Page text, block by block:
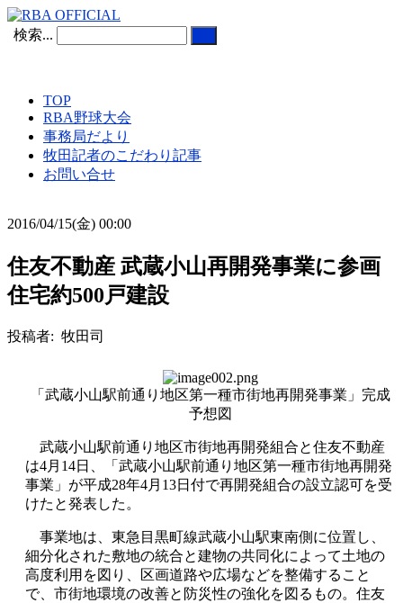
検索...
TOP
RBA野球大会
事務局だより
牧田記者のこだわり記事
お問い合せ
2016/04/15(金) 00:00
住友不動産 武蔵小山再開発事業に参画
住宅約500戸建設
投稿者: 牧田司
「武蔵小山駅前通り地区第一種市街地再開発事業」完成
予想図
武蔵小山駅前通り地区市街地再開発組合と住友不動産
は4月14日、「武蔵小山駅前通り地区第一種市街地再開発
事業」が平成28年4月13日付で再開発組合の設立認可を受
けたと発表した。
事業地は、東急目黒町線武蔵小山駅東南側に位置し、
細分化された敷地の統合と建物の共同化によって土地の
高度利用を図り、区画道路や広場などを整備すること
で、市街地環境の改善と防災性の強化を図るもの。住友